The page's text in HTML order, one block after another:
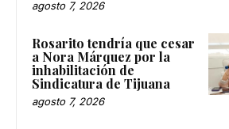
agosto 7, 2026
Rosarito tendría que cesar
a Nora Márquez por la
inhabilitación de
Sindicatura de Tijuana
agosto 7, 2026